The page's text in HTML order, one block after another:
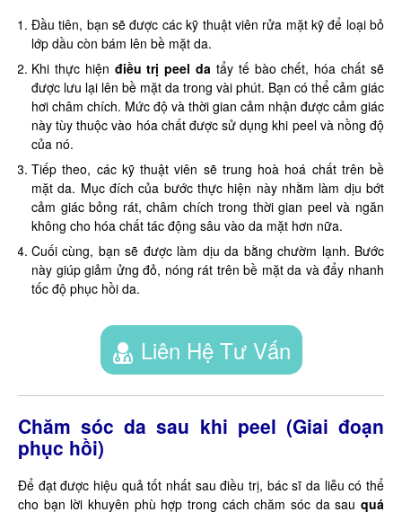
Đầu tiên, bạn sẽ được các kỹ thuật viên rửa mặt kỹ để loại bỏ
lớp dầu còn bám lên bề mặt da.
Khi thực hiện điều trị peel da tẩy tế bào chết, hóa chất sẽ
được lưu lại lên bề mặt da trong vài phút. Bạn có thể cảm giác
hơi châm chích. Mức độ và thời gian cảm nhận được cảm giác
này tùy thuộc vào hóa chất được sử dụng khi peel và nồng độ
của nó.
Tiếp theo, các kỹ thuật viên sẽ trung hoà hoá chất trên bề
mặt da. Mục đích của bước thực hiện này nhằm làm dịu bớt
cảm giác bỏng rát, châm chích trong thời gian peel và ngăn
không cho hóa chất tác động sâu vào da mặt hơn nữa.
Cuối cùng, bạn sẽ được làm dịu da bằng chườm lạnh. Bước
này giúp giảm ửng đỏ, nóng rát trên bề mặt da và đẩy nhanh
tốc độ phục hồi da.
Liên Hệ Tư Vấn
Chăm sóc da sau khi peel (Giai đoạn
phục hồi)
Để đạt được hiệu quả tốt nhất sau điều trị, bác sĩ da liễu có thể
cho bạn lời khuyên phù hợp trong cách chăm sóc da sau quá